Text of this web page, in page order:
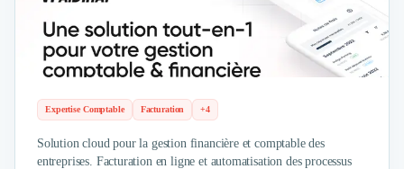
Expertise Comptable Facturation +4
Solution cloud pour la gestion financière et comptable des
entreprises. Facturation en ligne et automatisation des processus